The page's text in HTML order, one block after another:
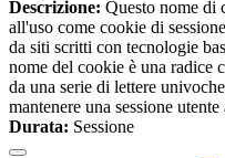
Descrizione: Questo nome di
all'uso come cookie di
da siti scritti con tecnologie
nome del cookie è una radice
da una serie di lettere
mantenere una sessione
Durata: Sessione